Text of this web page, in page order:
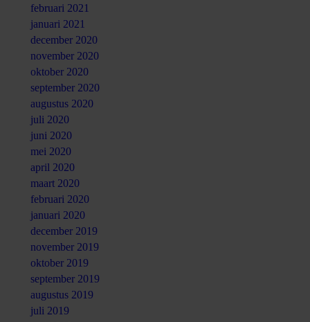
februari 2021
januari 2021
december 2020
november 2020
oktober 2020
september 2020
augustus 2020
juli 2020
juni 2020
mei 2020
april 2020
maart 2020
februari 2020
januari 2020
december 2019
november 2019
oktober 2019
september 2019
augustus 2019
juli 2019